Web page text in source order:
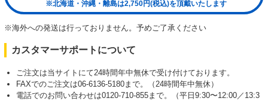
※北海道・沖縄・離島は2,750円(税込)を頂戴いたします
※海外への発送は行っておりません。予めご了承ください
カスタマーサポートについて
ご注文は当サイトにて24時間年中無休で受け付けております。
FAXでのご注文は06-6136-5180まで。（24時間年中無休）
電話でのお問い合わせは0120-710-855まで。（平日9:30〜12:00／13:3